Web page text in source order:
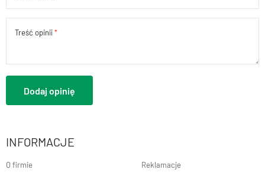
Treść opinii
Dodaj opinię
INFORMACJE
O firmie Reklamacje